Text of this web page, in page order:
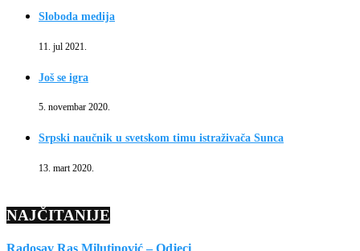
Sloboda medija
11. jul 2021.
Još se igra
5. novembar 2020.
Srpski naučnik u svetskom timu istraživača Sunca
13. mart 2020.
NAJČITANIJE
Radosav Ras Milutinović – Odjeci